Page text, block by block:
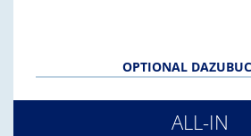
OPTIONAL
ALL-IN